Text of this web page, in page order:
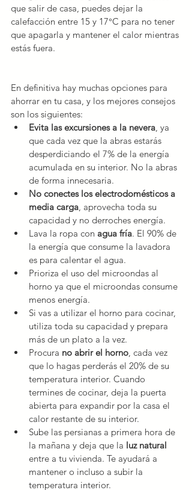
que salir de casa, puedes dejar la
calefacción entre 15 y 17°C para no tener
que apagarla y mantener el calor mientras
estás fuera.
En definitiva hay muchas opciones para
ahorrar en tu casa, y los mejores consejos
son los siguientes:
Evita las excursiones a la nevera, ya
que cada vez que la abras estarás
desperdiciando el 7% de la energía
acumulada en su interior. No la abras
de forma innecesaria.
No conectes los electrodomésticos a
media carga, aprovecha toda su
capacidad y no derroches energía.
Lava la ropa con agua fría. El 90% de
la energía que consume la lavadora
es para calentar el agua.
Prioriza el uso del microondas al
horno ya que el microondas consume
menos energía.
Si vas a utilizar el horno para cocinar,
utiliza toda su capacidad y prepara
más de un plato a la vez.
Procura no abrir el horno, cada vez
que lo hagas perderás el 20% de su
temperatura interior. Cuando
termines de cocinar, deja la puerta
abierta para expandir por la casa el
calor restante de su interior.
Sube las persianas a primera hora de
la mañana y deja que la luz natural
entre a tu vivienda. Te ayudará a
mantener o incluso a subir la
temperatura interior.